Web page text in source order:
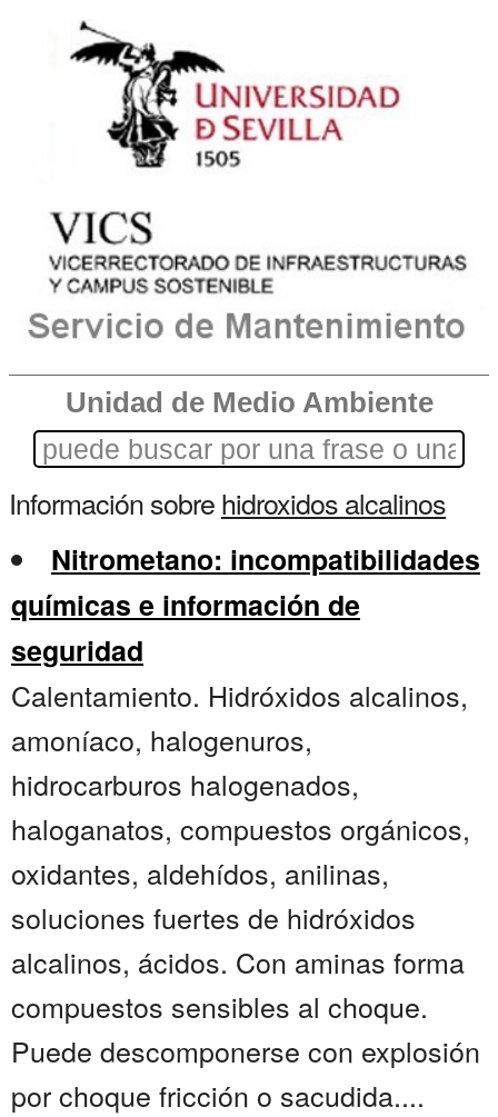
Unidad de Medio Ambiente
Información sobrehidroxidos alcalinos
Nitrometano: incompatibilidades
químicas e información de
seguridad
Calentamiento. Hidróxidos alcalinos,
amoníaco, halogenuros,
hidrocarburos halogenados,
haloganatos, compuestos orgánicos,
oxidantes, aldehídos, anilinas,
soluciones fuertes de hidróxidos
alcalinos, ácidos. Con aminas forma
compuestos sensibles al choque.
Puede descomponerse con explosión
por choque fricción o sacudida....